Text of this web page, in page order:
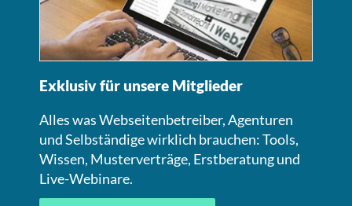
Exklusiv für unsere Mitglieder
Alles was Webseitenbetreiber, Agenturen
und Selbständige wirklich brauchen: Tools,
Wissen, Musterverträge, Erstberatung und
Live-Webinare.